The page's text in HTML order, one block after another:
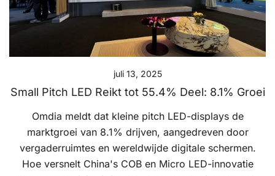
juli 13, 2025
Small Pitch LED Reikt tot 55.4% Deel: 8.1% Groei
Omdia meldt dat kleine pitch LED-displays de
marktgroei van 8.1% drijven, aangedreven door
vergaderruimtes en wereldwijde digitale schermen.
Hoe versnelt China's COB en Micro LED-innovatie